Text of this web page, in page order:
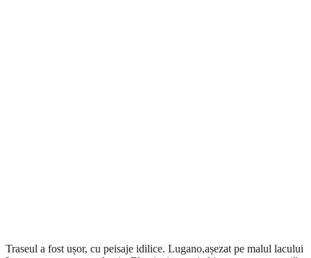
Traseul a fost ușor, cu peisaje idilice. Lugano,așezat pe malul lacului